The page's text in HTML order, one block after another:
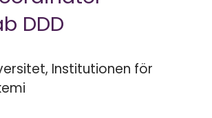
DDD
Institutionen för